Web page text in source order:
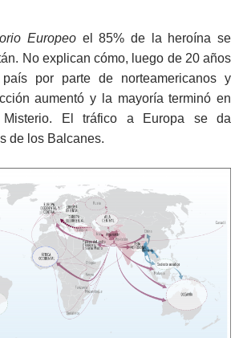
Europeo el 85% de la heroína se
No explican cómo, luego de 20 años
por parte de norteamericanos y
aumentó y la mayoría terminó en
Misterio. El tráfico a Europa se da
de los Balcanes.